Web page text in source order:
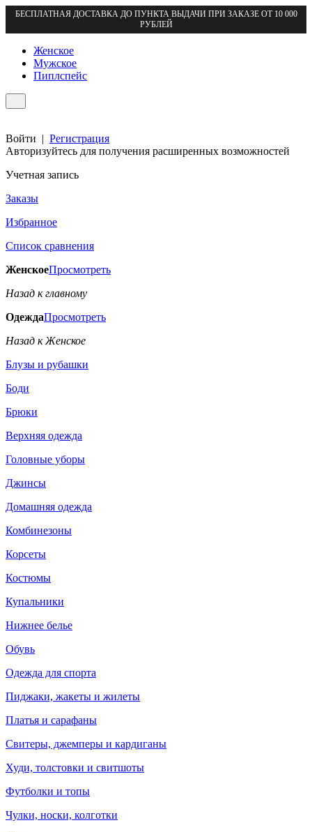
БЕСПЛАТНАЯ ДОСТАВКА ДО ПУНКТА ВЫДАЧИ ПРИ ЗАКАЗЕ ОТ 10 000
РУБЛЕЙ
Женское
Мужское
Пиплспейс
Войти | Регистрация
Авторизуйтесь для получения расширенных возможностей
Учетная запись
Заказы
Избранное
Список сравнения
ЖенскоеПросмотреть
Назад к главному
ОдеждаПросмотреть
Назад к Женское
Блузы и рубашки
Боди
Брюки
Верхняя одежда
Головные уборы
Джинсы
Домашняя одежда
Комбинезоны
Корсеты
Костюмы
Купальники
Нижнее белье
Обувь
Одежда для спорта
Пиджаки, жакеты и жилеты
Платья и сарафаны
Свитеры, джемперы и кардиганы
Худи, толстовки и свитшоты
Футболки и топы
Чулки, носки, колготки